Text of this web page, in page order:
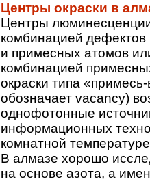
Центры окраски в
Центры
комбинацией дефектов
и примесных атомов
комбинацией
окраски типа
обозначает vacancy)
однофотонные
информационных
комнатной
В алмазе хорошо
на основе азота, а